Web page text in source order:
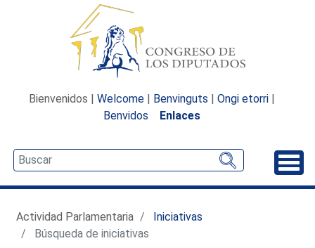
Bienvenidos | Welcome | Benvinguts | Ongi etorri |
Benvidos
Enlaces
Actividad Parlamentaria
Iniciativas
Búsqueda de iniciativas